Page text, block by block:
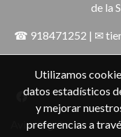
de la
☎ 918471252 | ✉
Aviso legal
Utilizamos
datos estadísticos
y mejorar
preferencias a